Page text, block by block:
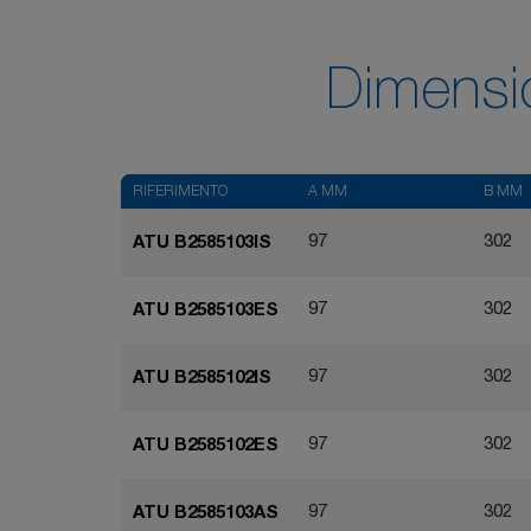
RIFERIMENTO A MM B MM
ATU B2585103IS 97 302
ATU B2585103ES 97 302
ATU B2585102IS 97 302
ATU B2585102ES 97 302
ATU B2585103AS 97 302